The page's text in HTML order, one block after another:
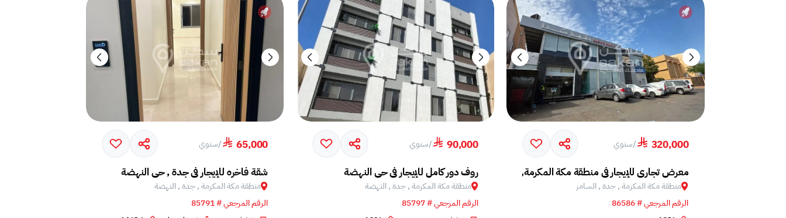
320,000
/سنوي
معرض تجاري للإيجار في منطقة مكة المكرمة, جدة, السامر
منطقة مكة المكرمة , جدة , السامر
الرقم المرجعي # 86586
90,000
/سنوي
روف دور كامل للإيجار في حي النهضة
منطقة مكة المكرمة , جدة , النهضة
الرقم المرجعي # 85797
65,000
/سنوي
شقة فاخره للإيجار في جدة , حي النهضة
منطقة مكة المكرمة , جدة , النهضة
الرقم المرجعي # 85791